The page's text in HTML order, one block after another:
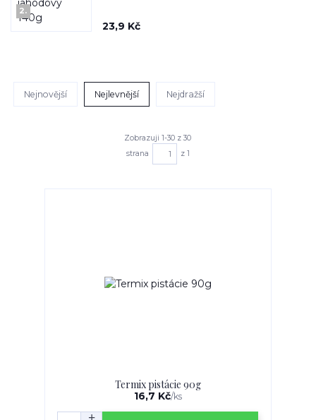
2.
23,9 Kč
Nejnovější Nejlevnější Nejdražší
Zobrazuji 1-30 z 30
strana
z 1
Termix pistácie 90g
16,7 Kč/ks